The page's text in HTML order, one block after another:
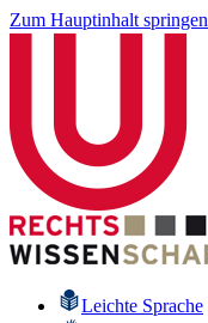
Zum Hauptinhalt springen
Leichte Sprache